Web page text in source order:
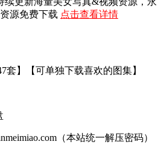
源免费下载 点击查看详情
套】【可单独下载喜欢的图集】
（本站统一解压密码）